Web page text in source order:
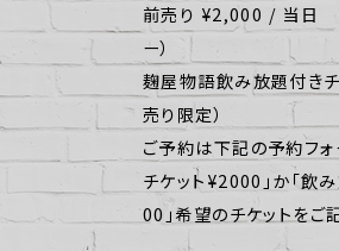
前売り ¥2,000 / 当日
ー）
麹屋物語飲み放題付き
売り限定）
ご予約は下記の予約フォ
チケット¥2000」か「飲
00」希望のチケットをご